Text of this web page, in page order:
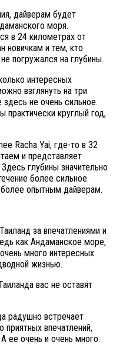
дайверам будет
моря.
в 24 километрах от
новичкам и тем, кто
погружался на глубины.
интересных
взглянуть на три
не очень сильное.
круглый год,
Racha Yai, где-то в 32
и представляет
глубины значительно
более сильное.
опытным дайверам.
за впечатлениями и
как Андаманское море,
много интересных
жизнью.
вас не оставят
радушно встречает
приятных впечатлений,
ее очень и очень много.